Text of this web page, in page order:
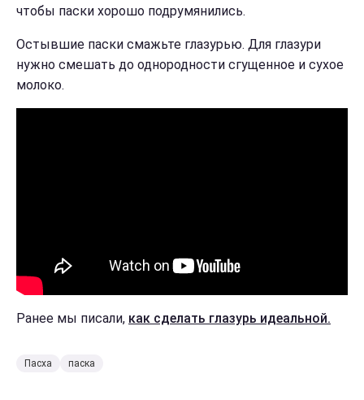
чтобы паски хорошо подрумянились.
Остывшие паски смажьте глазурью. Для глазури
нужно смешать до однородности сгущенное и сухое
молоко.
Ранее мы писали, как сделать глазурь идеальной.
Пасха паска